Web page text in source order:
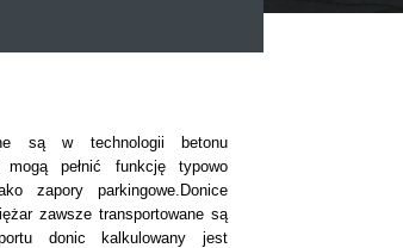
są w technologii betonu
mogą pełnić funkcję typowo
zapory parkingowe.Donice
zawsze transportowane są
donic kalkulowany jest